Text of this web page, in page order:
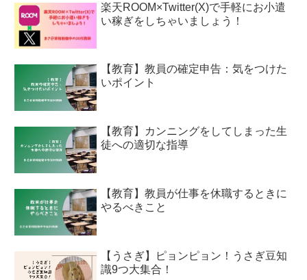
楽天ROOM×Twitter(X)で手軽にお小遣
い稼ぎをしちゃいましょう！
【教育】教員の確定申告：気をつけた
いポイント
【教育】カンニングをしてしまった生
徒への適切な指導
【教育】教員が仕事を休職するときに
やるべきこと
【うさぎ】ピョンピョン！うさぎ豆知
識9つ大集合！